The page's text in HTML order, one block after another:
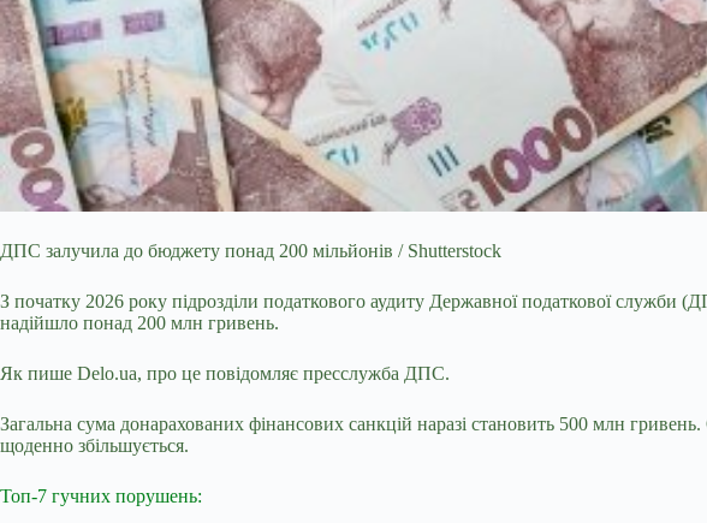
ДПС залучила до бюджету понад 200 мільйонів / Shutterstock
З початку 2026 року підрозділи податкового аудиту Державної податкової служби
надійшло понад 200 млн гривень.
Як пише Delo.ua, про це повідомляє пресслужба ДПС.
Загальна сума донарахованих фінансових санкцій наразі становить 500 млн
щоденно збільшується.
Топ-7 гучних порушень: